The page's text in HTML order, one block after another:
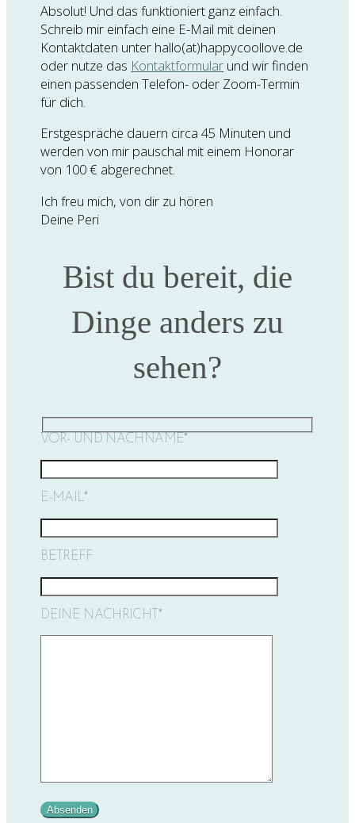
Absolut! Und das funktioniert ganz einfach.
Schreib mir einfach eine E-Mail mit deinen
Kontaktdaten unter hallo(at)happycoollove.de
oder nutze das Kontaktformular und wir finden
einen passenden Telefon- oder Zoom-Termin
für dich.
Erstgespräche dauern circa 45 Minuten und
werden von mir pauschal mit einem Honorar
von 100 € abgerechnet.
Ich freu mich, von dir zu hören
Deine Peri
Bist du bereit, die
Dinge anders zu
sehen?
VOR- UND NACHNAME*
E-MAIL*
BETREFF
DEINE NACHRICHT*